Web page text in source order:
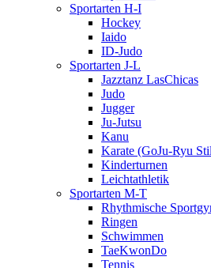
Sportarten H-I
Hockey
Iaido
ID-Judo
Sportarten J-L
Jazztanz LasChicas
Judo
Jugger
Ju-Jutsu
Kanu
Karate (GoJu-Ryu
Kinderturnen
Leichtathletik
Sportarten M-T
Rhythmische
Ringen
Schwimmen
TaeKwonDo
Tennis